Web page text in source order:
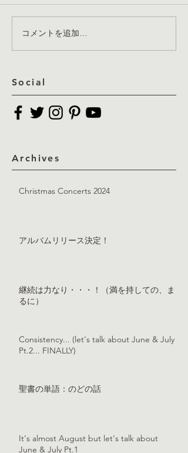
アルバムリリース決定！
コメントを追加…
Social
Archives
Christmas Concerts 2024
アルバムリリース決定！
継続は力なり・・・！（満を持しての、ま
るに）
Consistency... (let's talk about June & July
Pt.2... FINALLY)
聖書の単語：のどの話
It's almost August but let's talk about
June & July Pt.1